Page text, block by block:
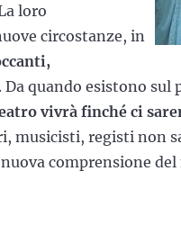
loro
circostanze, in
. Da quando esistono sul
vivrà finché ci
registi non
comprensione